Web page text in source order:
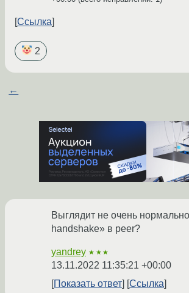
Ссылка
2
←
Выглядит не очень
handshake» в peer?
yandrey ★★★
13.11.2022 11:35:21 +00:00
Показать ответ
Ссылка